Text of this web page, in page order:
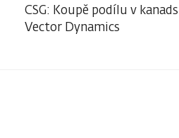
CSG: Koupě podílu v
Vector Dynamics